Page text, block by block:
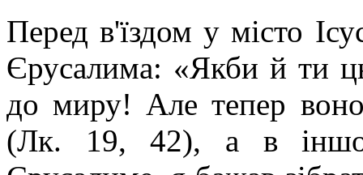
Перед в'їздом у місто
Єрусалима: «Якби й ти
до миру! Але тепер
(Лк. 19, 42), а в